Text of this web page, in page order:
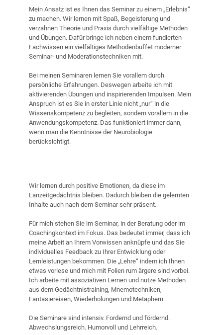
Mein Ansatz ist es Ihnen das Seminar zu einem „Erlebnis“
zu machen. Wir lernen mit Spaß, Begeisterung und
verzahnen Theorie und Praxis durch vielfältige Methoden
und Übungen. Dafür bringe ich neben einem fundierten
Fachwissen ein vielfältiges Methodenbuffet moderner
Seminar- und Moderationstechniken mit.
Bei meinen Seminaren lernen Sie vorallem durch
persönliche Erfahrungen. Deswegen arbeite ich mit
aktivierenden Übungen und inspirierenden Impulsen. Mein
Anspruch ist es Sie in erster Linie nicht „nur“ in die
Wissenskompetenz zu begleiten, sondern vorallem in die
Anwendungskompetenz. Das funktioniert immer dann,
wenn man die Kenntnisse der Neurobiologie
berücksichtigt.
Wir lernen durch positive Emotionen, da diese im
Lanzeitgedächtnis bleiben. Dadurch bleiben die gelernten
Inhalte auch nach dem Seminar sehr präsent.
Für mich stehen Sie im Seminar, in der Beratung oder im
Coachingkontext im Fokus. Das bedeutet immer, dass ich
meine Arbeit an Ihrem Vorwissen anknüpfe und das Sie
individuelles Feedback zu Ihrer Entwicklung oder
Lernleistungen bekommen. Die „Lehre“ indem ich Ihnen
etwas vorlese und mich mit Folien rum ärgere sind vorbei.
Ich arbeite mit assoziativen Lernen und nutze Methoden
aus dem Gedächtnistraining, Mnemotechniken,
Fantasiereisen, Wiederholungen und Metaphern.
Die Seminare sind intensiv. Fordernd und fördernd.
Abwechslungsreich. Humorvoll und Lehrreich.